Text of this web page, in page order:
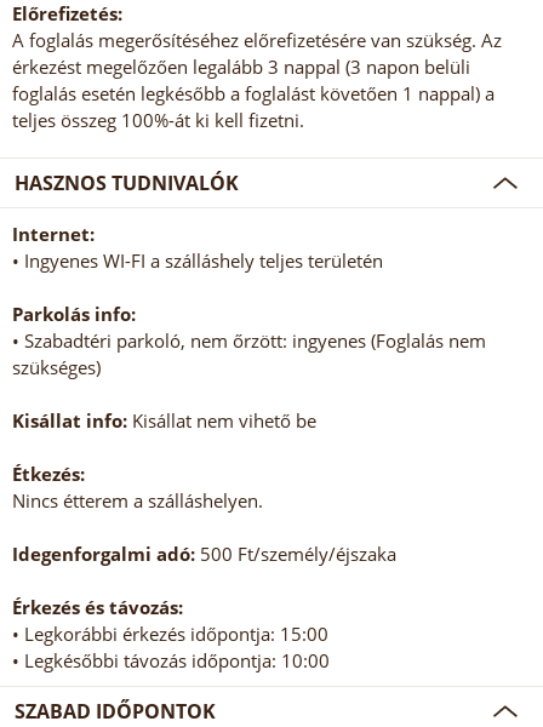
Előrefizetés:
A foglalás megerősítéséhez előrefizetésére van szükség. Az
érkezést megelőzően legalább 3 nappal (3 napon belüli
foglalás esetén legkésőbb a foglalást követően 1 nappal) a
teljes összeg 100%-át ki kell fizetni.
HASZNOS TUDNIVALÓK
Internet:
• Ingyenes WI-FI a szálláshely teljes területén
Parkolás info:
• Szabadtéri parkoló, nem őrzött: ingyenes (Foglalás nem
szükséges)
Kisállat info: Kisállat nem vihető be
Étkezés:
Nincs étterem a szálláshelyen.
Idegenforgalmi adó: 500 Ft/személy/éjszaka
Érkezés és távozás:
• Legkorábbi érkezés időpontja: 15:00
• Legkésőbbi távozás időpontja: 10:00
SZABAD IDŐPONTOK